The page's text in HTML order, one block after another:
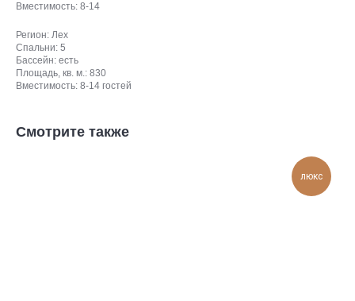
Вместимость: 8-14
Регион: Лех
Спальни: 5
Бассейн: есть
Площадь, кв. м.: 830
Вместимость: 8-14 гостей
Смотрите также
люкс